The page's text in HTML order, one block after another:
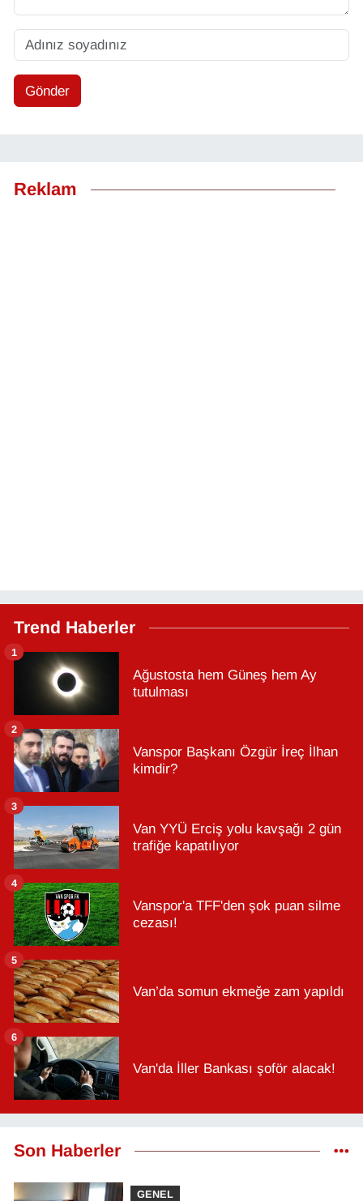
Gönder
Reklam
Trend Haberler
Ağustosta hem Güneş hem Ay
tutulması
1
Vanspor Başkanı Özgür İreç İlhan
kimdir?
2
Van YYÜ Erciş yolu kavşağı 2 gün
trafiğe kapatılıyor
3
Vanspor'a TFF'den şok puan silme
cezası!
4
Van’da somun ekmeğe zam yapıldı
5
Van'da İller Bankası şoför alacak!
6
Son Haberler
GENEL